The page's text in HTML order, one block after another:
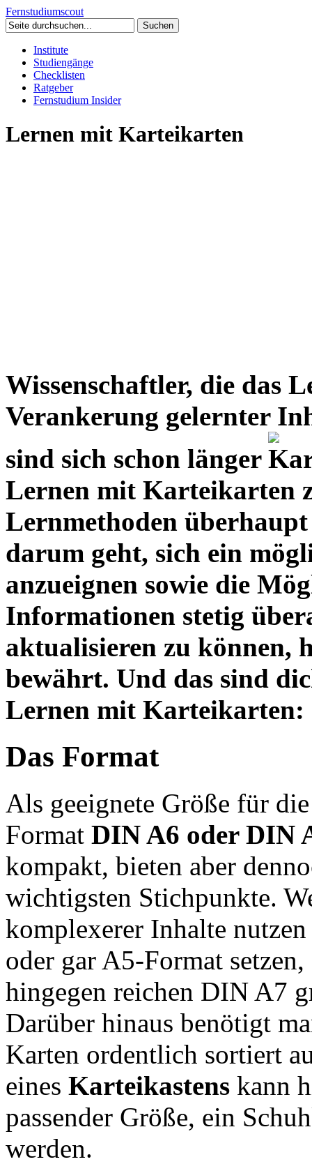
Fernstudiumscout
Institute
Studiengänge
Checklisten
Ratgeber
Fernstudium Insider
Lernen mit Karteikarten
Wissenschaftler, die das
Verankerung gelernter
sind sich schon länger
Lernen mit Karteikarten
Lernmethoden
darum geht, sich ein
anzueignen sowie die
Informationen stetig
aktualisieren zu können,
bewährt. Und das sind
Lernen mit Karteikarten:
Das Format
Als geeignete Größe für
Format DIN A6 oder DIN
kompakt, bieten aber
wichtigsten Stichpunkte.
komplexerer Inhalte
oder gar A5-Format
hingegen reichen DIN A7
Darüber hinaus benötigt
Karten ordentlich sortiert
eines Karteikastens kann
passender Größe, ein
werden.